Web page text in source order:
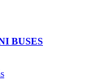
BUSES